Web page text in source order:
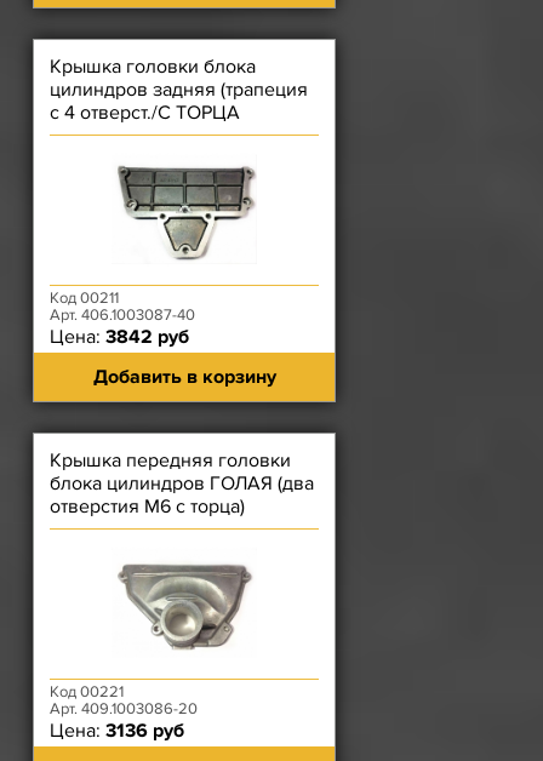
Крышка головки блока
цилиндров задняя (трапеция
с 4 отверст./С ТОРЦА
ГЛУХАЯ) ЗМЗ-40904, 40524,
Код 00211
Арт. 406.1003087-40
Цена: 3842 руб
Добавить в корзину
Крышка передняя головки
блока цилиндров ГОЛАЯ (два
отверстия М6 с торца)
ЗМЗ-40904.10, ЗМЗ-40904.10-
Код 00221
Арт. 409.1003086-20
Цена: 3136 руб